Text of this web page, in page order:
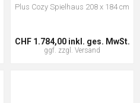
Plus Cozy Spielhaus 208 x 184 cm
CHF 1.784,00 inkl. ges. MwSt.
ggf. zzgl. Versand